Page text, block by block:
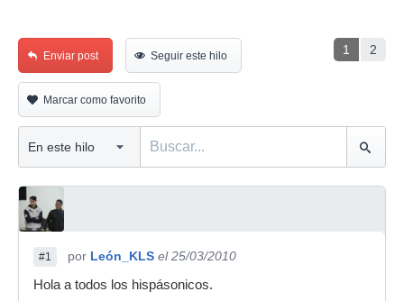
1 2
Enviar post Seguir este hilo
Marcar como favorito
#1 por León_KLS el 25/03/2010
Hola a todos los hispásonicos.